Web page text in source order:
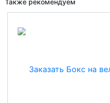
Также рекомендуем